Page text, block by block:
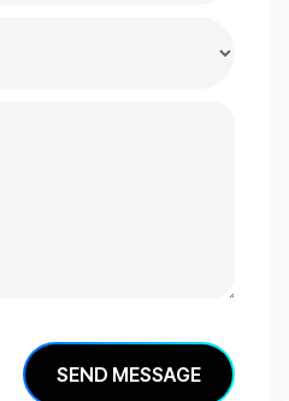
SEND MESSAGE